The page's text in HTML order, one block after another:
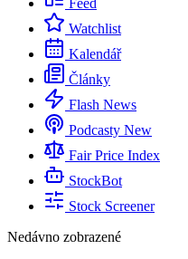
Feed
Watchlist
Kalendář
Články
Flash News
Podcasty New
Fair Price Index
StockBot
Stock Screener
Nedávno zobrazené